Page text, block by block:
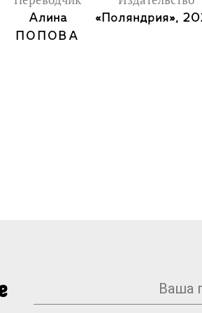
Алина
ПОПОВА
«Поляндрия»,